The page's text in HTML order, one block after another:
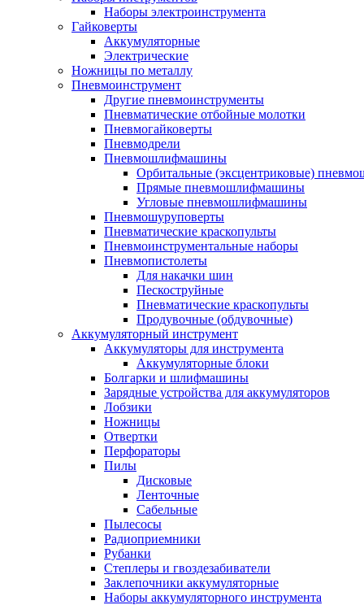
Наборы электроинструмента
Гайковерты
Аккумуляторные
Электрические
Ножницы по металлу
Пневмоинструмент
Другие пневмоинструменты
Пневматические отбойные молотки
Пневмогайковерты
Пневмодрели
Пневмошлифмашины
Орбитальные (эксцентриковые)
Прямые пневмошлифмашины
Угловые пневмошлифмашины
Пневмошуруповерты
Пневматические краскопульты
Пневмоинструментальные наборы
Пневмопистолеты
Для накачки шин
Пескоструйные
Пневматические краскопульты
Продувочные (обдувочные)
Аккумуляторный инструмент
Аккумуляторы для инструмента
Аккумуляторные блоки
Болгарки и шлифмашины
Зарядные устройства для аккумуляторов
Лобзики
Ножницы
Отвертки
Перфораторы
Пилы
Дисковые
Ленточные
Сабельные
Пылесосы
Радиоприемники
Рубанки
Степлеры и гвоздезабиватели
Заклепочники аккумуляторные
Наборы аккумуляторного инструмента